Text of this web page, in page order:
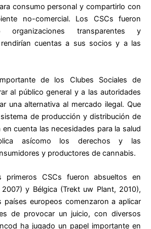
consumo personal y compartirlo con
no-comercial. Los CSCs fueron
organizaciones transparentes y
cuentas a sus socios y a las
de los Clubes Sociales de
al público general y a las autoridades
una alternativa al mercado ilegal. Que
de producción y distribución de
cuenta las necesidades para la salud
asícomo los derechos y las
y productores de cannabis.
primeros CSCs fueron absueltos en
y Bélgica (Trekt uw Plant, 2010),
países europeos comenzaron a aplicar
de provocar un juicio, con diversos
ha jugado un papel importante en